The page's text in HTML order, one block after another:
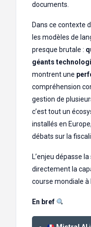
documents.
Dans ce contexte
les modèles de
presque brutale :
géants
montrent une
compréhension
gestion de
c’est tout un
installés en
débats sur la
L’enjeu dépasse la
directement la
course mondiale à
En bref